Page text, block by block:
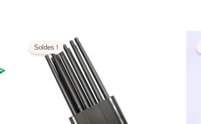
Soldes !
prix
initial
était :
1.399,00€.
est :
599,99€.